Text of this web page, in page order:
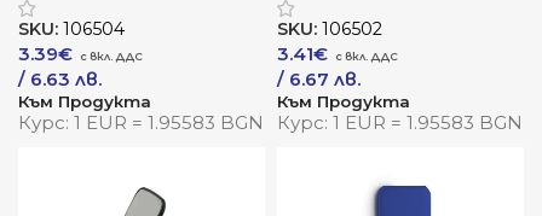
стабилност в
бамбуков стил
SKU: 106504
3.39€
/ 6.63 лв.
Към Продукта
Курс: 1 EUR = 1.95583 BGN
стабилност и
устойчив стил
SKU: 106502
3.41€
/ 6.67 лв.
Към Продукта
Курс: 1 EUR = 1.95583 BGN